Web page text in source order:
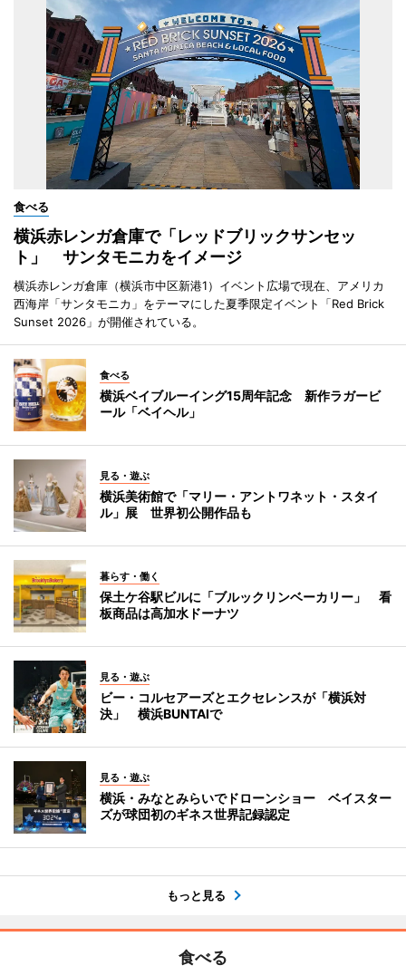
食べる
横浜赤レンガ倉庫で「レッドブリックサンセッ
ト」 サンタモニカをイメージ
横浜赤レンガ倉庫（横浜市中区新港1）イベント広場で現在、アメリカ
西海岸「サンタモニカ」をテーマにした夏季限定イベント「Red Brick
Sunset 2026」が開催されている。
食べる
横浜ベイブルーイング15周年記念 新作ラガービ
ール「ベイヘル」
見る・遊ぶ
横浜美術館で「マリー・アントワネット・スタイ
ル」展 世界初公開作品も
暮らす・働く
保土ケ谷駅ビルに「ブルックリンベーカリー」 看
板商品は高加水ドーナツ
見る・遊ぶ
ビー・コルセアーズとエクセレンスが「横浜対
決」 横浜BUNTAIで
見る・遊ぶ
横浜・みなとみらいでドローンショー ベイスター
ズが球団初のギネス世界記録認定
もっと見る
食べる